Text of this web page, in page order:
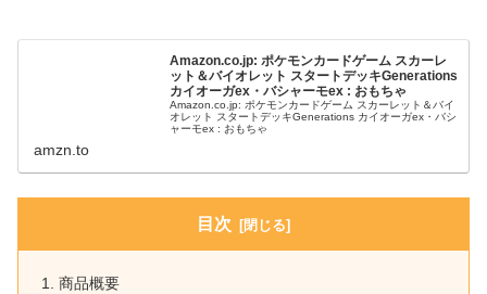
Amazon.co.jp: ポケモンカードゲーム スカーレ
ット＆バイオレット スタートデッキGenerations
カイオーガex・バシャーモex : おもちゃ
Amazon.co.jp: ポケモンカードゲーム スカーレット＆バイ
オレット スタートデッキGenerations カイオーガex・バシ
ャーモex : おもちゃ
amzn.to
目次
商品概要